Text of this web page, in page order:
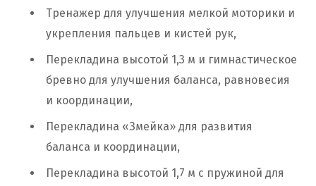
Тренажер для улучшения мелкой моторики и
укрепления пальцев и кистей рук,
Перекладина высотой 1,3 м и гимнастическое
бревно для улучшения баланса, равновесия
и координации,
Перекладина «Змейка» для развития
баланса и координации,
Перекладина высотой 1,7 м с пружиной для